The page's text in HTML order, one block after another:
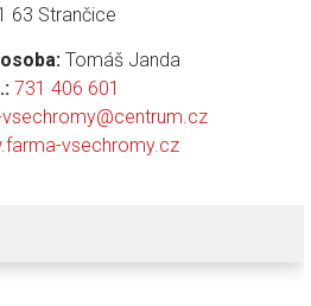
63 Strančice
Tomáš Janda
731 406 601
vsechromy.cz